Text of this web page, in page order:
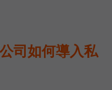
司如何導入私